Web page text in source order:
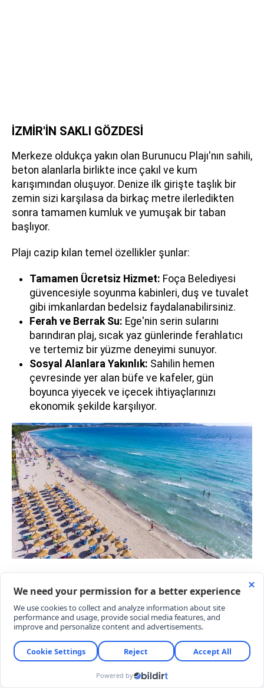
İZMİR'İN SAKLI GÖZDESİ
Merkeze oldukça yakın olan Burunucu Plajı'nın sahili,
beton alanlarla birlikte ince çakıl ve kum
karışımından oluşuyor. Denize ilk girişte taşlık bir
zemin sizi karşılasa da birkaç metre ilerledikten
sonra tamamen kumluk ve yumuşak bir taban
başlıyor.
Plajı cazip kılan temel özellikler şunlar:
Tamamen Ücretsiz Hizmet: Foça Belediyesi
güvencesiyle soyunma kabinleri, duş ve tuvalet
gibi imkanlardan bedelsiz faydalanabilirsiniz.
Ferah ve Berrak Su: Ege'nin serin sularını
barındıran plaj, sıcak yaz günlerinde ferahlatıcı
ve tertemiz bir yüzme deneyimi sunuyor.
Sosyal Alanlara Yakınlık: Sahilin hemen
çevresinde yer alan büfe ve kafeler, gün
boyunca yiyecek ve içecek ihtiyaçlarınızı
ekonomik şekilde karşılıyor.